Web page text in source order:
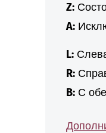
Z:
A:
L:
R:
B:С